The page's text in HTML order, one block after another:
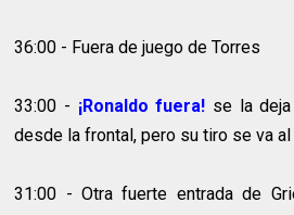
36:00 - Fuera de juego de Torres
33:00 - ¡Ronaldo fuera! se la
desde la frontal, pero su tiro se va
31:00 - Otra fuerte entrada de